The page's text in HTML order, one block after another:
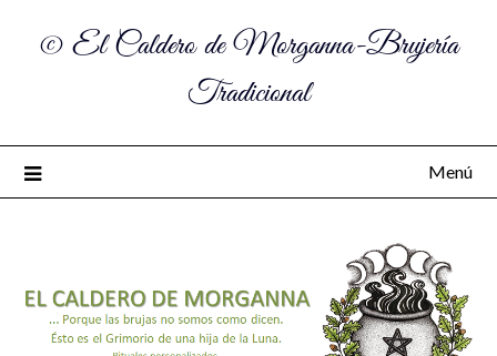
© El Caldero de Morganna-Brujería
Tradicional
Menú